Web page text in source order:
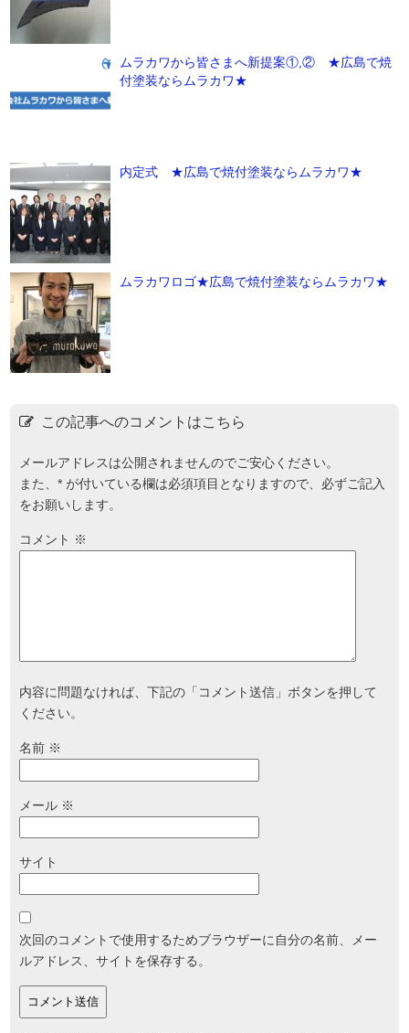
ムラカワから皆さまへ新提案①,② ★広島で焼
付塗装ならムラカワ★
内定式 ★広島で焼付塗装ならムラカワ★
ムラカワロゴ★広島で焼付塗装ならムラカワ★
この記事へのコメントはこちら
メールアドレスは公開されませんのでご安心ください。
また、* が付いている欄は必須項目となりますので、必ずご記入
をお願いします。
コメント ※
内容に問題なければ、下記の「コメント送信」ボタンを押して
ください。
名前 ※
メール ※
サイト
次回のコメントで使用するためブラウザーに自分の名前、メー
ルアドレス、サイトを保存する。